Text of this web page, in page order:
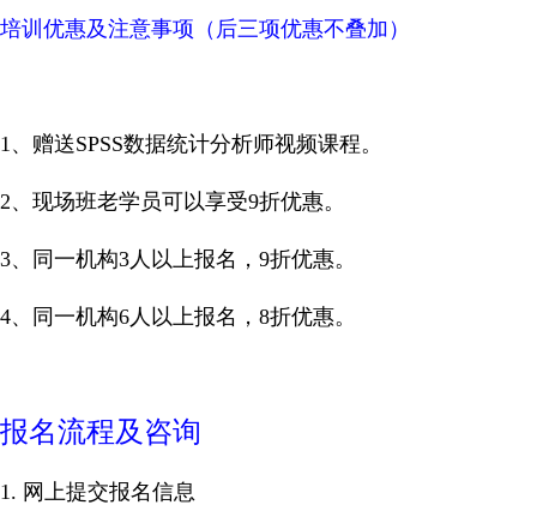
培训优惠及注意事项（后三项优惠不叠加）
1、赠送SPSS数据统计分析师视频课程。
2、现场班老学员可以享受9折优惠。
3、同一机构3人以上报名，9折优惠。
4、 同一机构6人以上报名，8折优惠。
报名流程及咨询
1. 网上提交报名信息